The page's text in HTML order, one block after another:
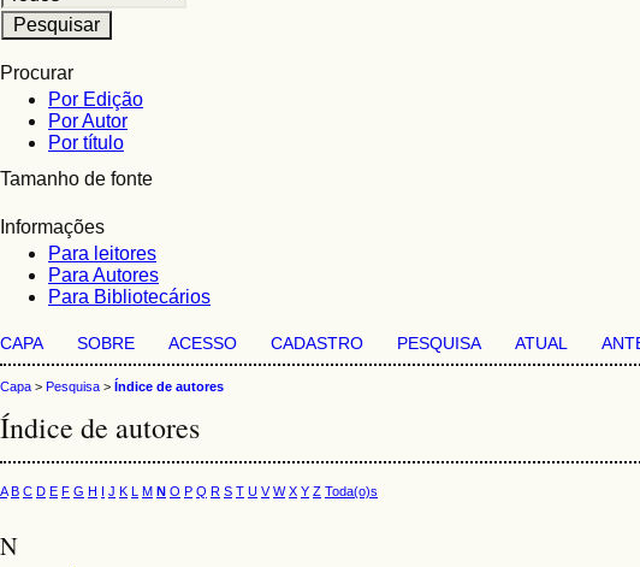
Procurar
Por Edição
Por Autor
Por título
Tamanho de fonte
Informações
Para leitores
Para Autores
Para Bibliotecários
CAPA SOBRE ACESSO CADASTRO PESQUISA ATUAL
Capa > Pesquisa > Índice de autores
Índice de autores
A B C D E F G H I J K L M N O P Q R S T U V W X Y Z Toda(o)s
N